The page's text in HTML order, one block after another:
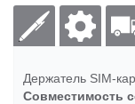
Держатель SIM-
Совместимость